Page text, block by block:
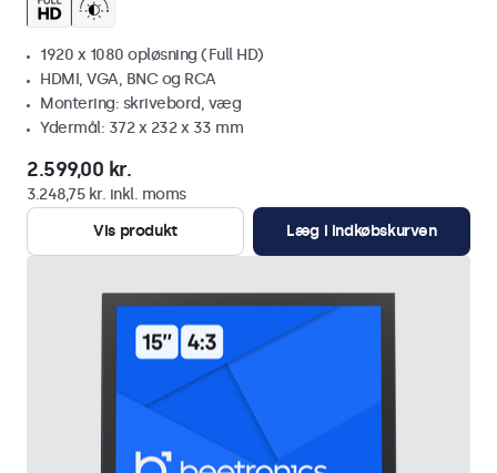
1920 x 1080 opløsning (Full HD)
HDMI, VGA, BNC og RCA
Montering: skrivebord, væg
Ydermål: 372 x 232 x 33 mm
2.599,00 kr.
3.248,75 kr. inkl. moms
Vis produkt
Læg i indkøbskurven